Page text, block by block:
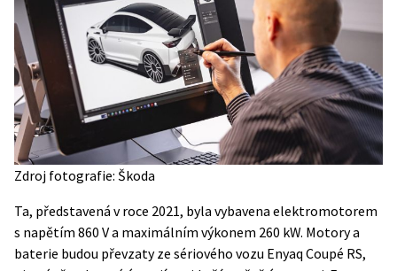
Zdroj fotografie: Škoda
Ta, představená v roce 2021, byla vybavena elektromotorem
s napětím 860 V a maximálním výkonem 260 kW. Motory a
baterie budou převzaty ze sériového vozu Enyaq Coupé RS,